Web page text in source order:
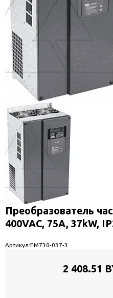
Преобразователь
400VAC, 75A, 37kW,
Артикул:EM730-037-3
2 408.51